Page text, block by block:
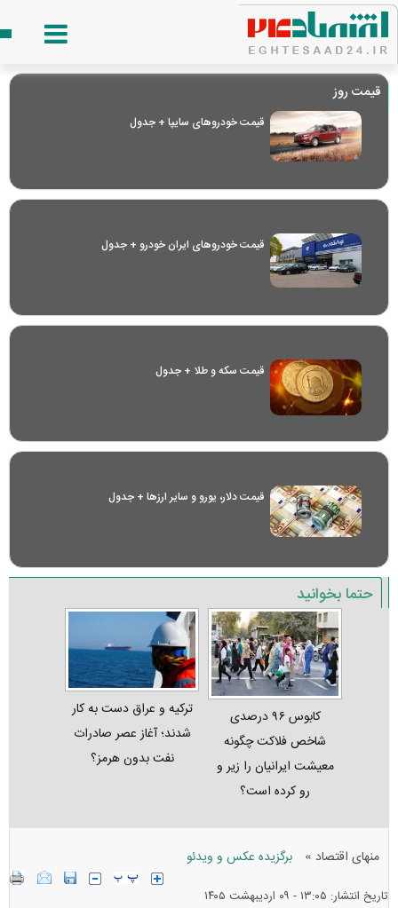
قیمت روز
قیمت خودرو‌های سایپا + جدول
قیمت خودرو‌های ایران خودرو + جدول
قیمت سکه و طلا + جدول
قیمت دلار، یورو و سایر ارز‌ها + جدول
حتما بخوانید
کابوس ۹۶ درصدی
شاخص فلاکت چگونه
معیشت ایرانیان را زیر و
رو کرده است؟
ترکیه و عراق دست به کار
شدند؛ آغاز عصر صادرات
نفت بدون هرمز؟
منهای اقتصاد » برگزیده عکس و ویدئو
تاریخ انتشار: ۱۳:۰۵ - ۰۹ ارديبهشت ۱۴۰۵